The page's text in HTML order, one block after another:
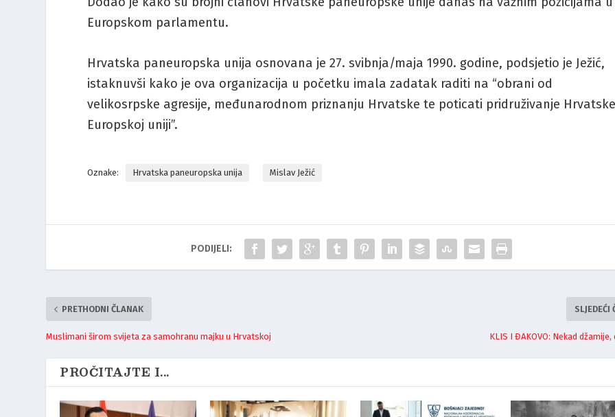
Europskom parlamentu.
Hrvatska paneuropska unija osnovana je 27. svibnja/maja 1990. godine, podsjetio je Ježić,
istaknuvši kako je ova organizacija u početku imala zadatak raditi na “obrani od
velikosrpske agresije, međunarodnom priznanju Hrvatske te poticati pridruživanje
Europskoj uniji”.
Oznake: Hrvatska paneuropska unija Mislav Ježić
PODIJELI:
PRETHODNI ČLANAK
Muslimani širom svijeta za samohranu majku u Hrvatskoj
SLJEDEĆI
KLIS I ĐAKOVO: Nekad
PROČITAJTE I...